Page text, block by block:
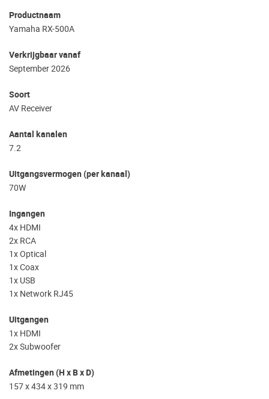
Productnaam
Yamaha RX-500A
Verkrijgbaar vanaf
September 2026
Soort
AV Receiver
Aantal kanalen
7.2
Uitgangsvermogen (per kanaal)
70W
Ingangen
4x HDMI
2x RCA
1x Optical
1x Coax
1x USB
1x Network RJ45
Uitgangen
1x HDMI
2x Subwoofer
Afmetingen (H x B x D)
157 x 434 x 319 mm